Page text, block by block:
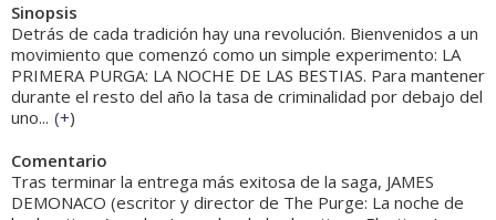
Sinopsis
Detrás de cada tradición hay una revolución. Bienvenidos a un
movimiento que comenzó como un simple experimento: LA
PRIMERA PURGA: LA NOCHE DE LAS BESTIAS. Para mantener
durante el resto del año la tasa de criminalidad por debajo del
uno... (+)
Comentario
Tras terminar la entrega más exitosa de la saga, JAMES
DEMONACO (escritor y director de The Purge: La noche de